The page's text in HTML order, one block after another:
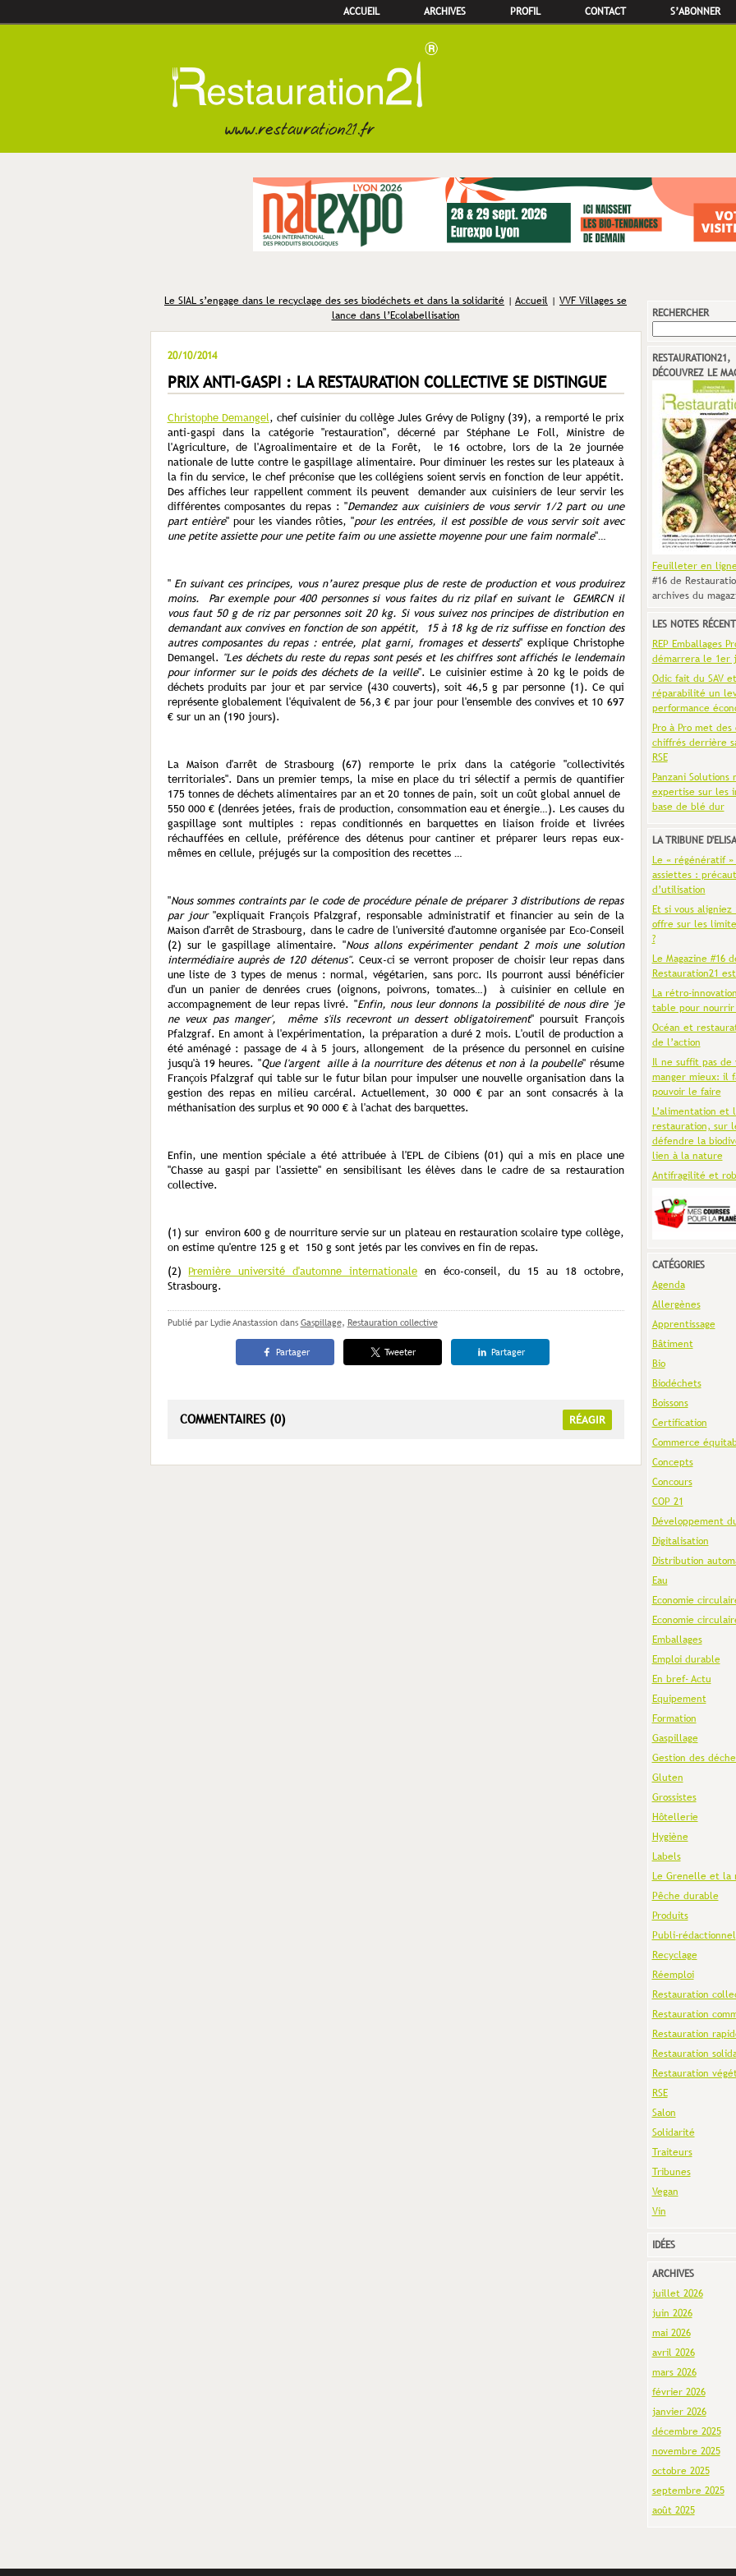
ACCUEIL ARCHIVES PROFIL CONTACT S’ABONNER
Le SIAL s’engage dans le recyclage des ses biodéchets et dans la solidarité | Accueil | VVF Villages se
lance dans l’Ecolabellisation
20/10/2014
PRIX ANTI-GASPI : LA RESTAURATION COLLECTIVE SE DISTINGUE
Christophe Demangel, chef cuisinier du collège Jules Grévy de Poligny (39), a remporté le prix
anti-gaspi dans la catégorie "restauration", décerné par Stéphane Le Foll, Ministre de
l'Agriculture, de l'Agroalimentaire et de la Forêt, le 16 octobre, lors de la 2e journée
nationale de lutte contre le gaspillage alimentaire. Pour diminuer les restes sur les plateaux à
la fin du service, le chef préconise que les collégiens soient servis en fonction de leur appétit.
Des affiches leur rappellent comment ils peuvent demander aux cuisiniers de leur servir les
différentes composantes du repas : "Demandez aux cuisiniers de vous servir 1/2 part ou une
part entière" pour les viandes rôties, "pour les entrées, il est possible de vous servir soit avec
une petite assiette pour une petite faim ou une assiette moyenne pour une faim normale"…
" En suivant ces principes, vous n’aurez presque plus de reste de production et vous produirez
moins. Par exemple pour 400 personnes si vous faites du riz pilaf en suivant le GEMRCN il
vous faut 50 g de riz par personnes soit 20 kg. Si vous suivez nos principes de distribution en
demandant aux convives en fonction de son appétit, 15 à 18 kg de riz suffisse en fonction des
autres composantes du repas : entrée, plat garni, fromages et desserts" explique Christophe
Demangel. "Les déchets du reste du repas sont pesés et les chiffres sont affichés le lendemain
pour informer sur le poids des déchets de la veille". Le cuisinier estime à 20 kg le poids de
déchets produits par jour et par service (430 couverts), soit 46,5 g par personne (1). Ce qui
représente globalement l'équivalent de 56,3 € par jour pour l'ensemble des convives et 10 697
€ sur un an (190 jours).
La Maison d'arrêt de Strasbourg (67) remporte le prix dans la catégorie "collectivités
territoriales". Dans un premier temps, la mise en place du tri sélectif a permis de quantifier
175 tonnes de déchets alimentaires par an et 20 tonnes de pain, soit un coût global annuel de
550 000 € (denrées jetées, frais de production, consommation eau et énergie…). Les causes du
gaspillage sont multiples : repas conditionnés en barquettes en liaison froide et livrées
réchauffées en cellule, préférence des détenus pour cantiner et préparer leurs repas eux-
mêmes en cellule, préjugés sur la composition des recettes …
"Nous sommes contraints par le code de procédure pénale de préparer 3 distributions de repas
par jour"expliquait François Pfalzgraf, responsable administratif et financier au sein de la
Maison d'arrêt de Strasbourg, dans le cadre de l'université d'automne organisée par Eco-Conseil
(2) sur le gaspillage alimentaire. "Nous allons expérimenter pendant 2 mois une solution
intermédiaire auprès de 120 détenus". Ceux-ci se verront proposer de choisir leur repas dans
une liste de 3 types de menus : normal, végétarien, sans porc. Ils pourront aussi bénéficier
d'un un panier de denrées crues (oignons, poivrons, tomates…) à cuisinier en cellule en
accompagnement de leur repas livré. "Enfin, nous leur donnons la possibilité de nous dire 'je
ne veux pas manger', même s'ils recevront un dessert obligatoirement" poursuit François
Pfalzgraf. En amont à l'expérimentation, la préparation a duré 2 mois. L'outil de production a
été aménagé : passage de 4 à 5 jours, allongement de la présence du personnel en cuisine
jusqu'à 19 heures. "Que l'argent aille à la nourriture des détenus et non à la poubelle" résume
François Pfalzgraf qui table sur le futur bilan pour impulser une nouvelle organisation dans la
gestion des repas en milieu carcéral. Actuellement, 30 000 € par an sont consacrés à la
méthanisation des surplus et 90 000 € à l'achat des barquettes.
Enfin, une mention spéciale a été attribuée à l'EPL de Cibiens (01) qui a mis en place une
"Chasse au gaspi par l'assiette" en sensibilisant les élèves dans le cadre de sa restauration
collective.
(1) sur environ 600 g de nourriture servie sur un plateau en restauration scolaire type collège,
on estime qu'entre 125 g et 150 g sont jetés par les convives en fin de repas.
(2) Première université d'automne internationale en éco-conseil, du 15 au 18 octobre,
Strasbourg.
Publié par Lydie Anastassion dans Gaspillage, Restauration collective
Partager Tweeter Partager
COMMENTAIRES (0) RÉAGIR
RECHERCHER
RESTAURATION21,
DÉCOUVREZ LE
Feuilleter en
#16 de
archives du
LES NOTES
REP Emballages
démarrera le 1er
Odic fait du SAV
réparabilité un
performance
Pro à Pro met
chiffrés derrière
RSE
Panzani Solutions
expertise sur les
base de blé dur
LA TRIBUNE
Le « régénératif »
assiettes :
d’utilisation
Et si vous aligniez
offre sur les
?
Le Magazine #16
Restauration21
La rétro-
table pour
Océan et
de l’action
Il ne suffit pas de
manger mieux: il
pouvoir le faire
L’alimentation et
restauration, sur
défendre la
lien à la nature
Antifragilité et
CATÉGORIES
Agenda
Allergènes
Apprentissage
Bâtiment
Bio
Biodéchets
Boissons
Certification
Commerce
Concepts
Concours
COP 21
Développement
Digitalisation
Distribution
Eau
Economie
Economie
Emballages
Emploi durable
En bref- Actu
Equipement
Formation
Gaspillage
Gestion des
Gluten
Grossistes
Hôtellerie
Hygiène
Labels
Le Grenelle et la
Pêche durable
Produits
Publi-rédactionnel
Recyclage
Réemploi
Restauration
Restauration
Restauration
Restauration
Restauration
RSE
Salon
Solidarité
Traiteurs
Tribunes
Vegan
Vin
IDÉES
ARCHIVES
juillet 2026
juin 2026
mai 2026
avril 2026
mars 2026
février 2026
janvier 2026
décembre 2025
novembre 2025
octobre 2025
septembre 2025
août 2025